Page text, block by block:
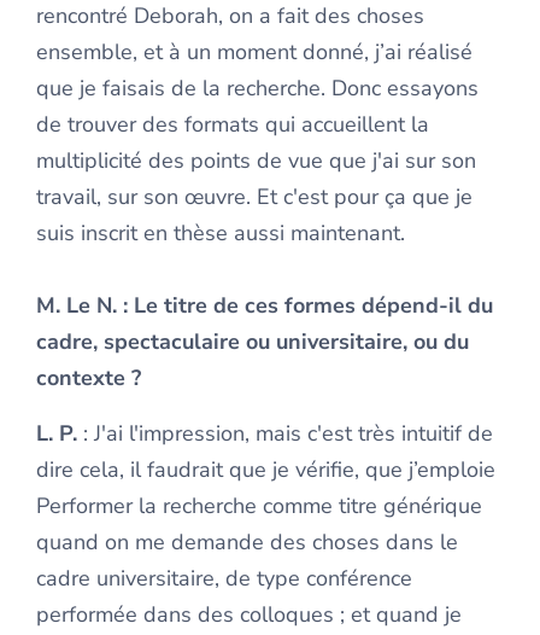
rencontré Deborah, on a fait des choses
ensemble, et à un moment donné, j’ai réalisé
que je faisais de la recherche. Donc essayons
de trouver des formats qui accueillent la
multiplicité des points de vue que j'ai sur son
travail, sur son œuvre. Et c'est pour ça que je
suis inscrit en thèse aussi maintenant.
M. Le N. : Le titre de ces formes dépend-il du
cadre, spectaculaire ou universitaire, ou du
contexte ?
L. P. : J'ai l'impression, mais c'est très intuitif de
dire cela, il faudrait que je vérifie, que j’emploie
Performer la recherche comme titre générique
quand on me demande des choses dans le
cadre universitaire, de type conférence
performée dans des colloques ; et quand je